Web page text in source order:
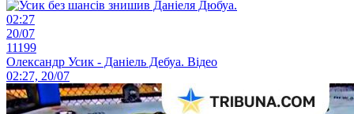
02:27
20/07
11199
Олександр Усик - Даніель Дебуа. Відео
02:27, 20/07